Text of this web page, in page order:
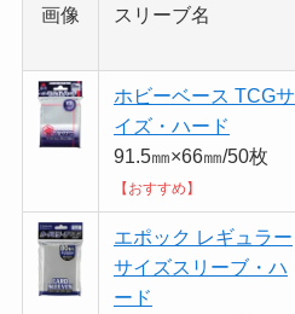
画像 スリーブ名
ホビーベース TCGサ
イズ・ハード
91.5㎜×66㎜/50枚
【おすすめ】
エポック レギュラー
サイズスリーブ・ハ
ード